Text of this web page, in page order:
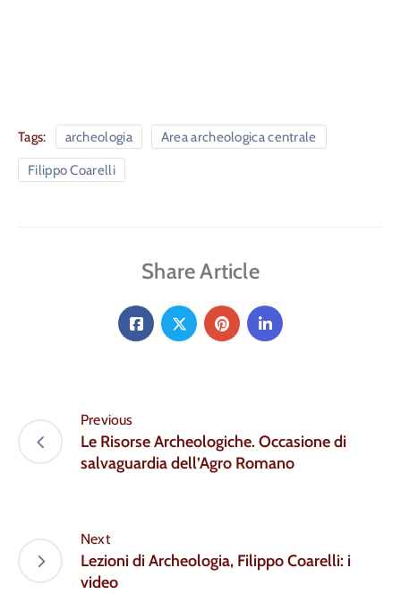
Tags: archeologia Area archeologica centrale
Filippo Coarelli
Share Article
Previous
Le Risorse Archeologiche. Occasione di
salvaguardia dell’Agro Romano
Next
Lezioni di Archeologia, Filippo Coarelli: i
video